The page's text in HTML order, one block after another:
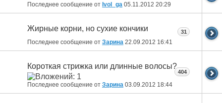
Последнее сообщение от Ivol_ga 05.11.2012 20:29
Жирные корни, но сухие кончики
Последнее сообщение от Зарина 22.09.2012 16:41
31
Короткая стрижка или длинные волосы?
Последнее сообщение от Зарина 03.09.2012 18:44
404